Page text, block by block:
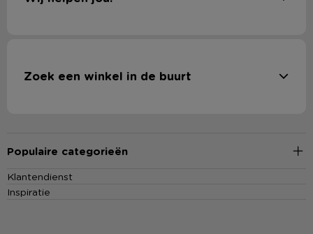
Zoek een winkel in de buurt
Populaire categorieën
Klantendienst
Inspiratie